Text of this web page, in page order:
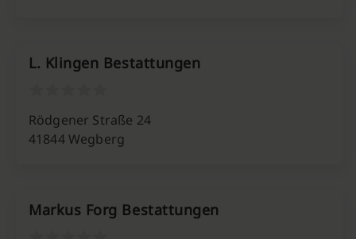
L. Klingen Bestattungen
Rödgener Straße 24
41844 Wegberg
Markus Forg Bestattungen